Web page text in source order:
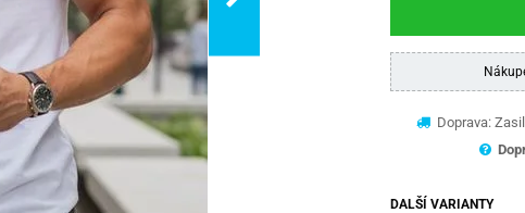
Doprava:
DALŠÍ VARIANTY